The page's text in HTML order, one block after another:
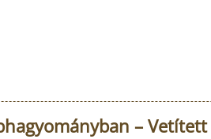
– Vetített